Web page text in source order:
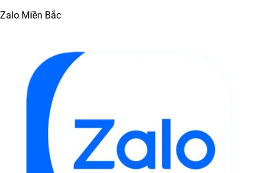
Zalo Miền Bắc